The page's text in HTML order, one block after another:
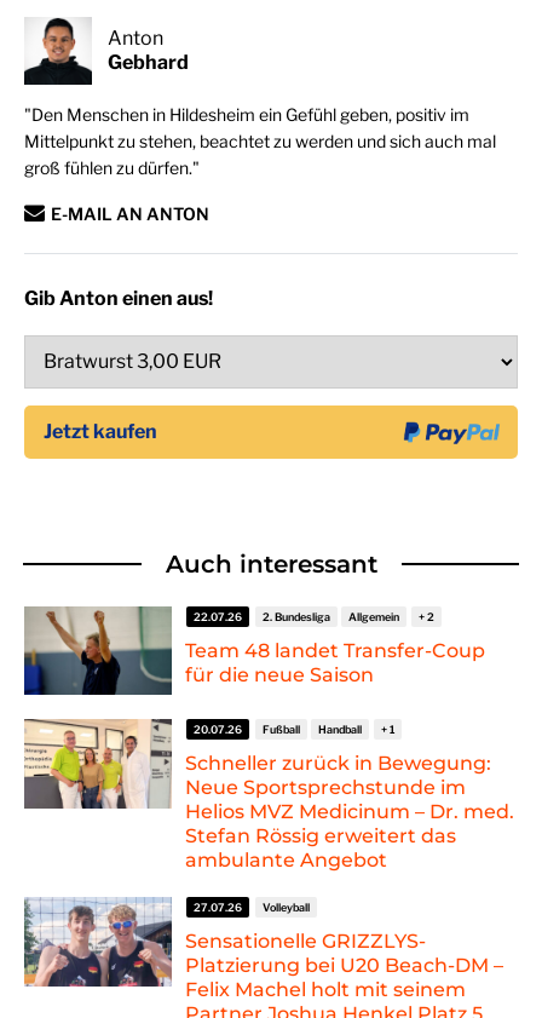
Anton
Gebhard
"Den Menschen in Hildesheim ein Gefühl geben, positiv im
Mittelpunkt zu stehen, beachtet zu werden und sich auch mal
groß fühlen zu dürfen."
E-MAIL AN ANTON
Gib Anton einen aus!
Auch interessant
Team 48 landet Transfer-Coup
für die neue Saison
22.07.26 2. Bundesliga Allgemein
Schneller zurück in Bewegung:
Neue Sportsprechstunde im
Helios MVZ Medicinum – Dr. med.
Stefan Rössig erweitert das
ambulante Angebot
20.07.26 Fußball Handball
Sensationelle GRIZZLYS-
Platzierung bei U20 Beach-DM –
Felix Machel holt mit seinem
27.07.26 Volleyball